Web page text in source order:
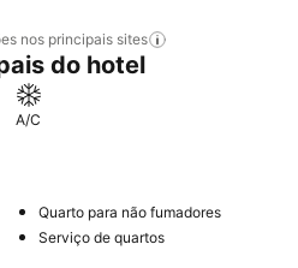
nos principais sites
do hotel
A/C
Quarto para não fumadores
Serviço de quartos